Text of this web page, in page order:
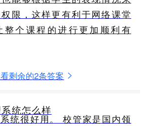
限，这样更有利于网络课堂
整个课程的进行更加顺利有
剩余的2条答案
统怎么样
统很好用。 校管家是国内领